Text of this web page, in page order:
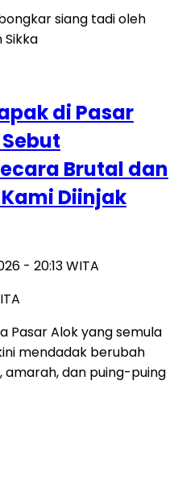
di Pasar
Brutal dan
Diinjak
- 20:13 WITA
Pasar Alok yang semula
mendadak berubah
dan puing-puing